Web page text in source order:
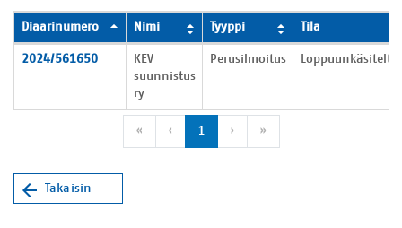
Yhdistyksen ilmoitukset
Diaarinumero Nimi Tyyppi Tila
2024/561650
KEV
suunnistus
ry
Perusilmoitus Loppuunkäsitelty
«Ensimmäinen sivu
‹Edellinen sivu
1 ›Seuraava sivu
»Viimeinen sivu
Takaisin